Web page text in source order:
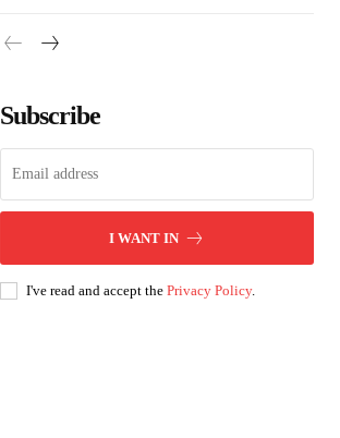
Subscribe
I WANT IN
I've read and accept the Privacy Policy.